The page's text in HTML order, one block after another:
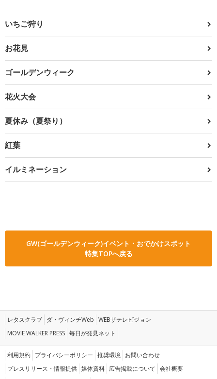
いちご狩り
お花見
ゴールデンウィーク
花火大会
夏休み（夏祭り）
紅葉
イルミネーション
GW(ゴールデンウィーク)イベント・おでかけスポット
特集TOPへ戻る
レタスクラブ ダ・ヴィンチWeb WEBザテレビジョン
MOVIE WALKER PRESS 毎日が発見ネット
利用規約 プライバシーポリシー 推奨環境 お問い合わせ
プレスリリース・情報提供 媒体資料 広告掲載について 会社概要